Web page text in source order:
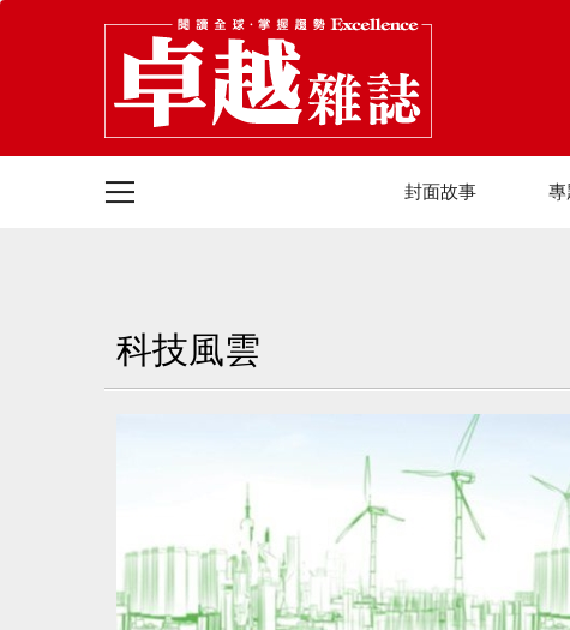
封面故事 專
科技風雲